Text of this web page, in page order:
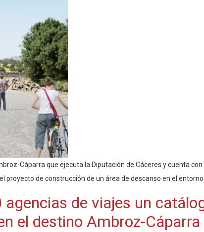
Cáparra que ejecuta la Diputación de Cáceres y cuenta
de construcción de un área de descanso en el
de viajes un
el destino Ambroz-Cáparra